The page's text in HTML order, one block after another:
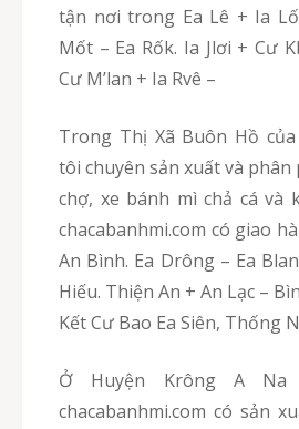
tận nơi trong Ea Lê + Ia
Mốt – Ea Rốk. Ia Jlơi + Cư
Cư M’lan + Ia Rvê –
Trong Thị Xã Buôn Hồ của Đắk Lắk, chúng
tôi chuyên sản xuất và phân
chợ, xe bánh mì chả cá và
chacabanhmi.com có giao
An Bình. Ea Drông – Ea
Hiếu. Thiện An + An Lạc –
Kết Cư Bao Ea Siên, Thống
Ở Huyện Krông A Na của Đắk Lắk,
chacabanhmi.com có sản